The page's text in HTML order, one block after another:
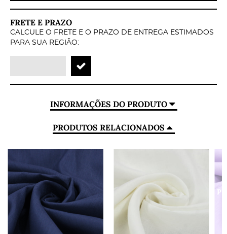
FRETE E PRAZO
CALCULE O FRETE E O PRAZO DE ENTREGA ESTIMADOS
PARA SUA REGIÃO:
INFORMAÇÕES DO PRODUTO
PRODUTOS RELACIONADOS